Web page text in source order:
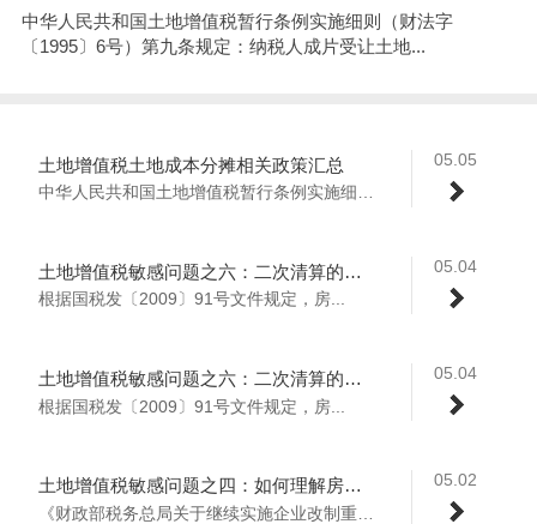
中华人民共和国土地增值税暂行条例实施细则（财法字
〔1995〕6号）第九条规定：纳税人成片受让土地...
05.05
土地增值税土地成本分摊相关政策汇总
中华人民共和国土地增值税暂行条例实施细则...
05.04
土地增值税敏感问题之六：二次清算的可行性分析（上）
根据国税发〔2009〕91号文件规定，房...
05.04
土地增值税敏感问题之六：二次清算的可行性分析（下）
根据国税发〔2009〕91号文件规定，房...
05.02
土地增值税敏感问题之四：如何理解房地产企业不适用？（上）
《财政部税务总局关于继续实施企业改制重组...